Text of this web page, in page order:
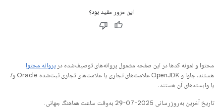
این مرور مفید بود؟
محتوا و نمونه کدها در این صفحه مشمول پروانه‌های توصیف‌شده در پروانه محتوا
هستند. جاوا و OpenJDK علامت‌های تجاری یا علامت‌های تجاری ثبت‌شده Oracle و/
یا وابسته‌های آن هستند.
تاریخ آخرین به‌روزرسانی 2025-07-29 به‌وقت ساعت هماهنگ جهانی.